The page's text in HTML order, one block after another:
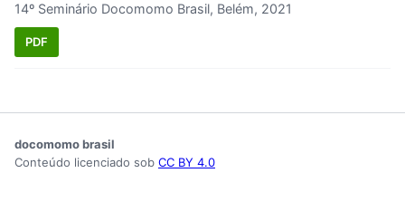
14º Seminário Docomomo Brasil, Belém, 2021
PDF
docomomo brasil
Conteúdo licenciado sob CC BY 4.0